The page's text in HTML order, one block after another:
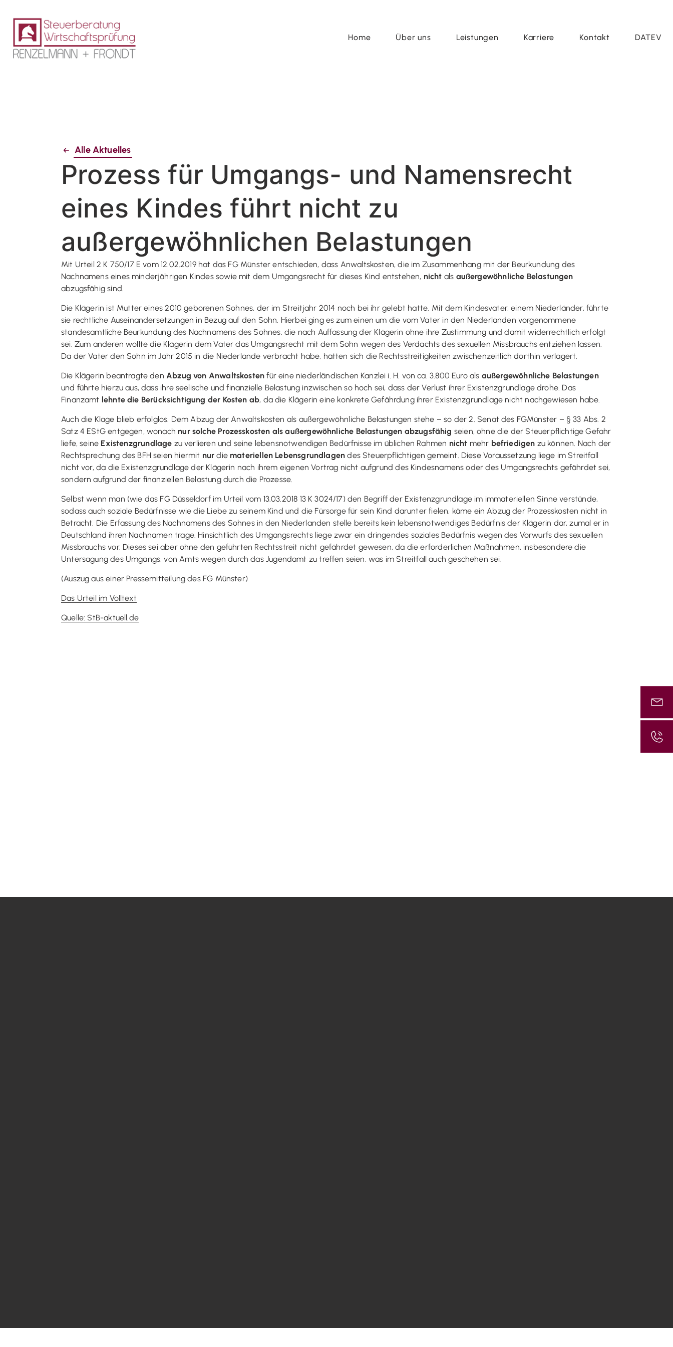
Home Über uns Leistungen Karriere Kontakt DATEV
Alle Aktuelles
Prozess für Umgangs- und Namensrecht
eines Kindes führt nicht zu
außergewöhnlichen Belastungen
Mit Urteil 2 K 750/17 E vom 12.02.2019 hat das FG Münster entschieden, dass Anwaltskosten, die im Zusammenhang mit der Beurkundung des
Nachnamens eines minderjährigen Kindes sowie mit dem Umgangsrecht für dieses Kind entstehen, nicht als außergewöhnliche Belastungen
abzugsfähig sind.
Die Klägerin ist Mutter eines 2010 geborenen Sohnes, der im Streitjahr 2014 noch bei ihr gelebt hatte. Mit dem Kindesvater, einem Niederländer, führte
sie rechtliche Auseinandersetzungen in Bezug auf den Sohn. Hierbei ging es zum einen um die vom Vater in den Niederlanden vorgenommene
standesamtliche Beurkundung des Nachnamens des Sohnes, die nach Auffassung der Klägerin ohne ihre Zustimmung und damit widerrechtlich erfolgt
sei. Zum anderen wollte die Klägerin dem Vater das Umgangsrecht mit dem Sohn wegen des Verdachts des sexuellen Missbrauchs entziehen lassen.
Da der Vater den Sohn im Jahr 2015 in die Niederlande verbracht habe, hätten sich die Rechtsstreitigkeiten zwischenzeitlich dorthin verlagert.
Die Klägerin beantragte denAbzug von Anwaltskosten für eine niederländischen Kanzlei i. H. von ca. 3.800 Euro als außergewöhnliche Belastungen
und führte hierzu aus, dass ihre seelische und finanzielle Belastung inzwischen so hoch sei, dass der Verlust ihrer Existenzgrundlage drohe. Das
Finanzamt lehnte die Berücksichtigung der Kosten ab, da die Klägerin eine konkrete Gefährdung ihrer Existenzgrundlage nicht nachgewiesen habe.
Auch die Klage blieb erfolglos. Dem Abzug der Anwaltskosten als außergewöhnliche Belastungen stehe – so der 2. Senat des FGMünster – § 33 Abs. 2
Satz 4 EStG entgegen, wonach nur solche Prozesskosten als außergewöhnliche Belastungen abzugsfähig seien, ohne die der Steuerpflichtige Gefahr
liefe, seine Existenzgrundlage zu verlieren und seine lebensnotwendigen Bedürfnisse im üblichen Rahmen nicht mehr befriedigen zu können. Nach der
Rechtsprechung des BFH seien hiermit nur die materiellen Lebensgrundlagen des Steuerpflichtigen gemeint. Diese Voraussetzung liege im Streitfall
nicht vor, da die Existenzgrundlage der Klägerin nach ihrem eigenen Vortrag nicht aufgrund des Kindesnamens oder des Umgangsrechts gefährdet sei,
sondern aufgrund der finanziellen Belastung durch die Prozesse.
Selbst wenn man (wie das FG Düsseldorf im Urteil vom 13.03.2018 13 K 3024/17) den Begriff der Existenzgrundlage im immateriellen Sinne verstünde,
sodass auch soziale Bedürfnisse wie die Liebe zu seinem Kind und die Fürsorge für sein Kind darunter fielen, käme ein Abzug der Prozesskosten nicht in
Betracht. Die Erfassung des Nachnamens des Sohnes in den Niederlanden stelle bereits kein lebensnotwendiges Bedürfnis der Klägerin dar, zumal er in
Deutschland ihren Nachnamen trage. Hinsichtlich des Umgangsrechts liege zwar ein dringendes soziales Bedürfnis wegen des Vorwurfs des sexuellen
Missbrauchs vor. Dieses sei aber ohne den geführten Rechtsstreit nicht gefährdet gewesen, da die erforderlichen Maßnahmen, insbesondere die
Untersagung des Umgangs, von Amts wegen durch das Jugendamt zu treffen seien, was im Streitfall auch geschehen sei.
(Auszug aus einer Pressemitteilung des FG Münster)
Das Urteil im Volltext
Quelle: StB-aktuell.de